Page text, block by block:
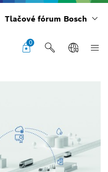
Tlačové fórum Bosch
0